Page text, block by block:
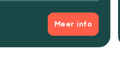
Meer info